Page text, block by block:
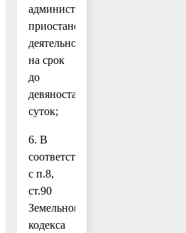
административное
приостановление
деятельности
на срок
до
девяноста
суток;
6. В
соответствии
с п.8,
ст.90
Земельного
кодекса